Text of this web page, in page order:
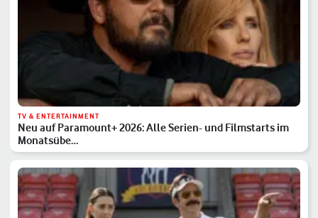
TV & ENTERTAINMENT
Neu auf Paramount+ 2026: Alle Serien- und Filmstarts im
Monatsübe…